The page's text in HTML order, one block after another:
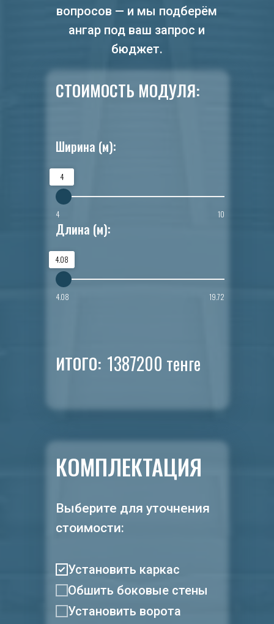
вопросов — и мы подберём
ангар под ваш запрос и
бюджет.
Установить каркас
Обшить боковые стены
Установить ворота
Ширина (м):
4
4 10
Длина (м):
4.08
4.08 19.72
СТОИМОСТЬ МОДУЛЯ:
ИТОГО:
КОМПЛЕКТАЦИЯ
Выберите для уточнения
стоимости:
1387200 тенге